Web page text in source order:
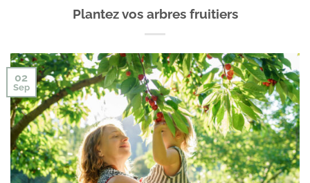
Plantez vos arbres fruitiers
02
Sep